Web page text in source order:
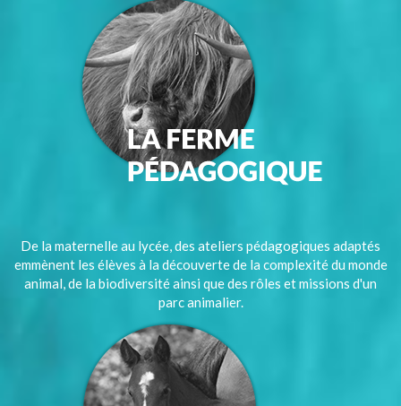
De la maternelle au lycée, des ateliers pédagogiques adaptés
emmènent les élèves à la découverte de la complexité du monde
animal, de la biodiversité ainsi que des rôles et missions d'un
parc animalier.